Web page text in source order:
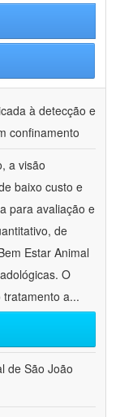
à detecção e
confinamento
a visão
baixo custo e
para avaliação e
de
Estar Animal
O
tratamento a...
de São João